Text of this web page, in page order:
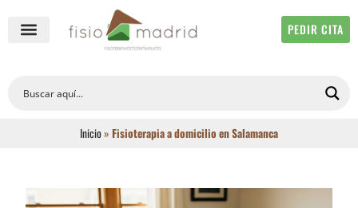
PEDIR CITA
Inicio» Fisioterapia a domicilio en Salamanca